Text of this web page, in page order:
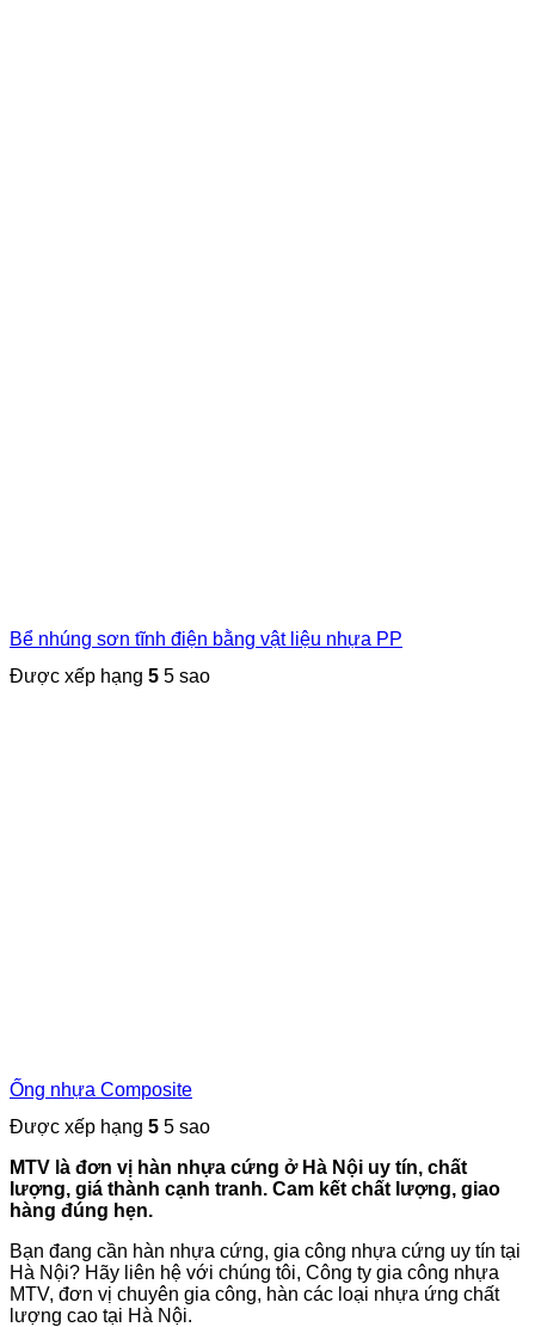
Bể nhúng sơn tĩnh điện bằng vật liệu nhựa PP
Được xếp hạng 5 5 sao
Ống nhựa Composite
Được xếp hạng 5 5 sao
MTV là đơn vị hàn nhựa cứng ở Hà Nội uy tín, chất
lượng, giá thành cạnh tranh. Cam kết chất lượng, giao
hàng đúng hẹn.
Bạn đang cần hàn nhựa cứng, gia công nhựa cứng uy tín tại
Hà Nội? Hãy liên hệ với chúng tôi, Công ty gia công nhựa
MTV, đơn vị chuyên gia công, hàn các loại nhựa ứng chất
lượng cao tại Hà Nội.